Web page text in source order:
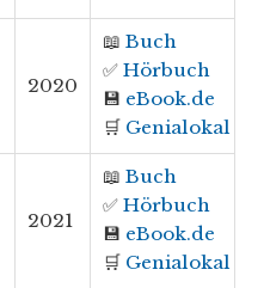
2020
📖 Buch
✅ Hörbuch
💾 eBook.de
🛒 Genialokal
2021
📖 Buch
✅ Hörbuch
💾 eBook.de
🛒 Genialokal